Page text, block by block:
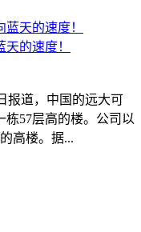
的速度！
报道，中国的远大可
栋57层高的楼。公司以
高楼。据...